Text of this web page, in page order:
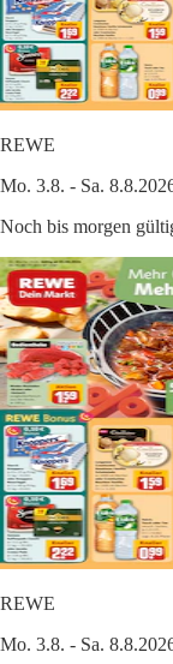
REWE
Mo. 3.8. - Sa.
Noch bis morgen
REWE
Mo. 3.8. - Sa.